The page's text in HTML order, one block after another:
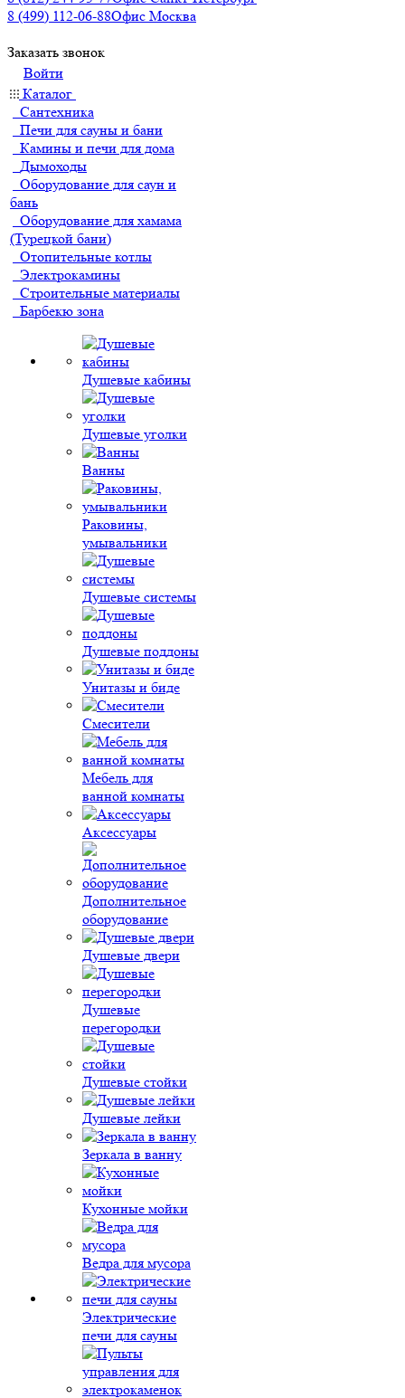
8 (499) 112-06-88Офис Москва
Заказать звонок
Войти
Каталог
Сантехника
Печи для сауны и бани
Камины и печи для дома
Дымоходы
Оборудование для саун и
бань
Оборудование для хамама
(Турецкой бани)
Отопительные котлы
Электрокамины
Строительные материалы
Барбекю зона
Душевые кабины
Душевые уголки
Ванны
Раковины,
умывальники
Душевые системы
Душевые поддоны
Унитазы и биде
Смесители
Мебель для
ванной комнаты
Аксессуары
Дополнительное
оборудование
Душевые двери
Душевые
перегородки
Душевые стойки
Душевые лейки
Зеркала в ванну
Кухонные мойки
Ведра для мусора
Электрические
печи для сауны